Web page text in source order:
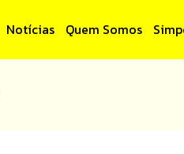
Notícias Quem Somos